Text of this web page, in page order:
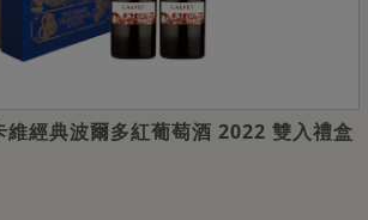
經典波爾多紅葡萄酒 2022 雙入禮盒